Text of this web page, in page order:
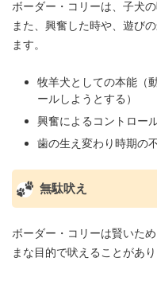
ボーダー・コリーは、子犬
また、興奮した時や、遊び
ます。
牧羊犬としての本能（
ールしようとする）
興奮によるコントロー
歯の生え変わり時期の
無駄吠え
ボーダー・コリーは賢いた
まな目的で吠えることがあり